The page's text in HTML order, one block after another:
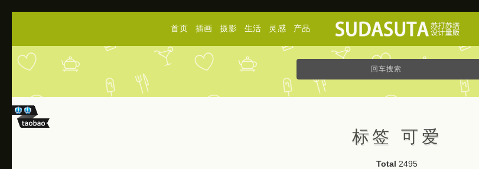
首页 插画 摄影 生活 灵感 产品
标签 可爱
Total 2495